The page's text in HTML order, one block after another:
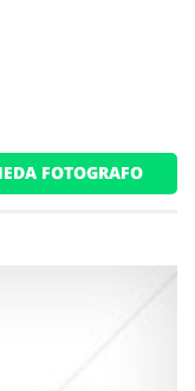
FOTOGRAFO